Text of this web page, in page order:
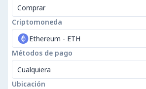
Comprar
Criptomoneda
Ethereum - ETH
Métodos de pago
Cualquiera
Ubicación